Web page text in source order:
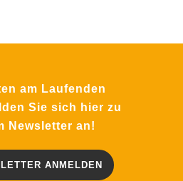
am Laufenden
Sie sich hier zu
Newsletter an!
ANMELDEN